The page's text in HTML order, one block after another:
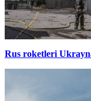
Rus roketleri